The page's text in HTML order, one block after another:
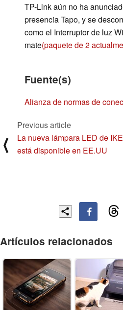
TP-Link aún no ha
presencia Tapo, y se
como el Interruptor de luz
mate(paquete de 2
Fuente(s)
Alianza de normas de
⟨
Previous article
La nueva lámpara LED de
está disponible en EE.UU
Artículos relacionados